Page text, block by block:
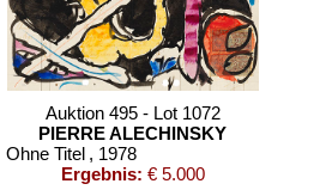
Auktion 495 - Lot 1072
PIERRE ALECHINSKY
Ohne Titel , 1978
Ergebnis: € 5.000